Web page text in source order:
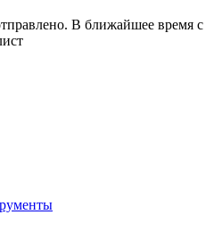
В ближайшее время с